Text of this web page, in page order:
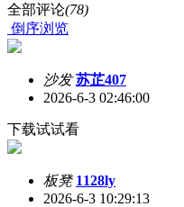
全部评论(78)
倒序浏览
沙发 苏芷407
2026-6-3 02:46:00
下载试试看
板凳 1128ly
2026-6-3 10:29:13